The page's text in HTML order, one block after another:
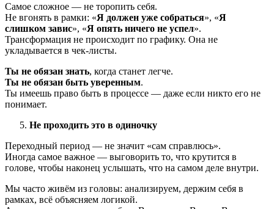
Самое сложное — не торопить себя.
Не вгонять в рамки: «Я должен уже собраться», «Я
слишком завис», «Я опять ничего не успел».
Трансформация не происходит по графику. Она не
укладывается в чек-листы.
Ты не обязан знать, когда станет легче.
Ты не обязан быть уверенным.
Ты имеешь право быть в процессе — даже если никто его не
понимает.
Не проходить это в одиночку
Переходный период — не значит «сам справлюсь».
Иногда самое важное — выговорить то, что крутится в
голове, чтобы наконец услышать, что на самом деле внутри.
Мы часто живём из головы: анализируем, держим себя в
рамках, всё объясняем логикой.